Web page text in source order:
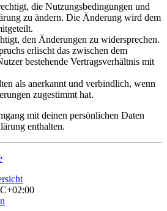
die Nutzungsbedingungen und
zu ändern. Die Änderung wird dem
den Änderungen zu widersprechen.
erlischt das zwischen dem
bestehende Vertragsverhältnis mit
als anerkannt und verbindlich, wenn
zugestimmt hat.
mit deinen persönlichen Daten
enthalten.